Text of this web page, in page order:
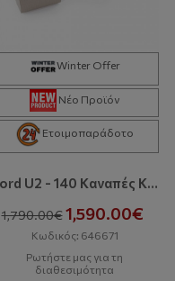
Winter Offer
Νέο Προϊόν
Ετοιμοπαράδοτο
Fiord U2 - 140 Kαναπές Κρεβάτι Σε Σχήμα Π Με Αποθηκευτικό Χώρο
1,790.00€ 1,590.00€
Κωδικός: 646671
Ρωτήστε μας για τη
διαθεσιμότητα